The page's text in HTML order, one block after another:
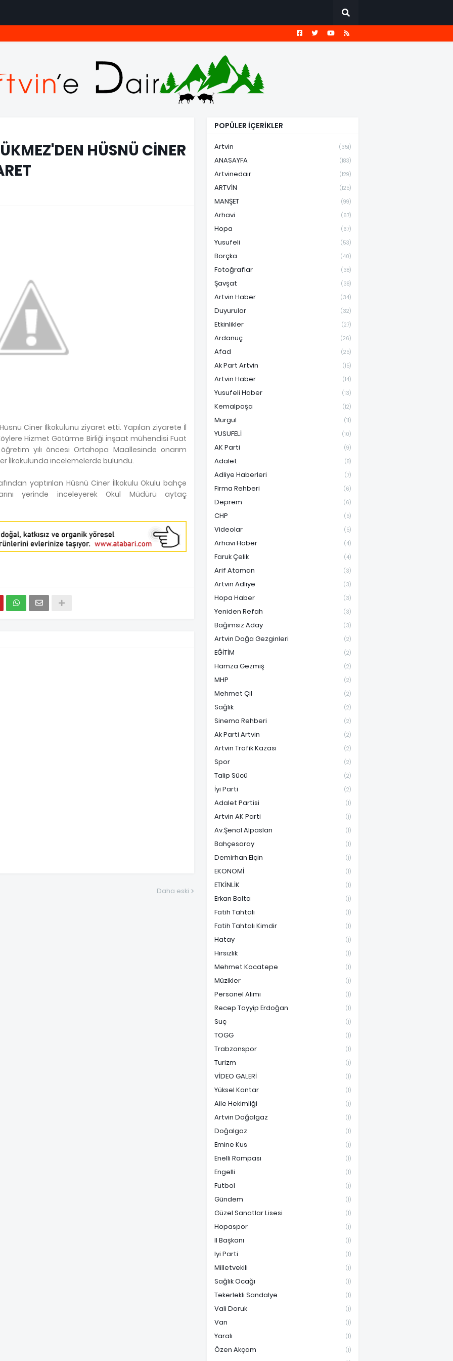
HÜSNÜ CİNER
Ciner İlkokulunu ziyaret etti. Yapılan ziyarete İl
Hizmet Götürme Birliği inşaat mühendisi Fuat
yılı öncesi Ortahopa Maallesinde onarım
İlkokulunda incelemelerde bulundu.
yaptırılan Hüsnü Ciner İlkokulu Okulu bahçe
yerinde inceleyerek Okul Müdürü aytaç
Daha eski
POPÜLER İÇERİKLER
Artvin (351)
ANASAYFA (183)
Artvinedair (129)
ARTVİN (125)
MANŞET (99)
Arhavi (67)
Hopa (67)
Yusufeli (53)
Borçka (40)
Fotoğraflar (38)
Şavşat (38)
Artvin Haber (34)
Duyurular (32)
Etkinlikler (27)
Ardanuç (26)
Afad (25)
Ak Part Artvin (15)
Artvin Haber (14)
Yusufeli Haber (13)
Kemalpaşa (12)
Murgul (11)
YUSUFELİ (10)
AK Parti (9)
Adalet (8)
Adliye Haberleri (7)
Firma Rehberi (6)
Deprem (6)
CHP (5)
Videolar (5)
Arhavi Haber (4)
Faruk Çelik (4)
Arif Ataman (3)
Artvin Adliye (3)
Hopa Haber (3)
Yeniden Refah (3)
Bağımsız Aday (3)
Artvin Doğa Gezginleri (2)
EĞİTİM (2)
Hamza Gezmiş (2)
MHP (2)
Mehmet Çil (2)
Sağlık (2)
Sinema Rehberi (2)
Ak Parti Artvin (2)
Artvin Trafik Kazası (2)
Spor (2)
Talip Sücü (2)
İyi Parti (2)
Adalet Partisi (1)
Artvin AK Parti (1)
Av.Şenol Alpaslan (1)
Bahçesaray (1)
Demirhan Elçin (1)
EKONOMİ (1)
ETKİNLİK (1)
Erkan Balta (1)
Fatih Tahtalı (1)
Fatih Tahtalı Kimdir (1)
Hatay (1)
Hırsızlık (1)
Mehmet Kocatepe (1)
Müzikler (1)
Personel Alımı (1)
Recep Tayyip Erdoğan (1)
Suç (1)
TOGG (1)
Trabzonspor (1)
Turizm (1)
VİDEO GALERİ (1)
Yüksel Kantar (1)
Aile Hekimliği (1)
Artvin Doğalgaz (1)
Doğalgaz (1)
Emine Kus (1)
Enelli Rampası (1)
Engelli (1)
Futbol (1)
Gündem (1)
Güzel Sanatlar Lisesi (1)
Hopaspor (1)
Il Başkanı (1)
Iyi Parti (1)
Milletvekili (1)
Sağlık Ocağı (1)
Tekerlekli Sandalye (1)
Vali Doruk (1)
Van (1)
Yaralı (1)
Özen Akçam (1)